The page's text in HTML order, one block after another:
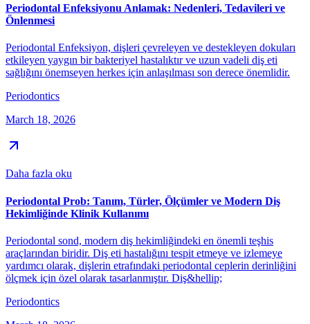
Periodontal Enfeksiyonu Anlamak: Nedenleri, Tedavileri ve
Önlenmesi
Periodontal Enfeksiyon, dişleri çevreleyen ve destekleyen dokuları
etkileyen yaygın bir bakteriyel hastalıktır ve uzun vadeli diş eti
sağlığını önemseyen herkes için anlaşılması son derece önemlidir.
Periodontics
March 18, 2026
Daha fazla oku
Periodontal Prob: Tanım, Türler, Ölçümler ve Modern Diş
Hekimliğinde Klinik Kullanımı
Periodontal sond, modern diş hekimliğindeki en önemli teşhis
araçlarından biridir. Diş eti hastalığını tespit etmeye ve izlemeye
yardımcı olarak, dişlerin etrafındaki periodontal ceplerin derinliğini
ölçmek için özel olarak tasarlanmıştır. Diş&hellip;
Periodontics